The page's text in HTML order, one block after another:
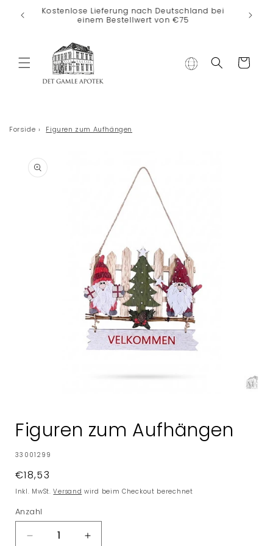
Direkt zum
Inhalt
Kostenlose Lieferung nach Deutschland bei
einem Bestellwert von €75
Warenkorb
Forside › Figuren zum Aufhängen
Modal
öffnen
Figuren zum Aufhängen
SKU:
33001299
Normaler
Preis
€18,53
Inkl. MwSt.Versand wird beim Checkout berechnet
Anzahl
Verringere
Erhöhe